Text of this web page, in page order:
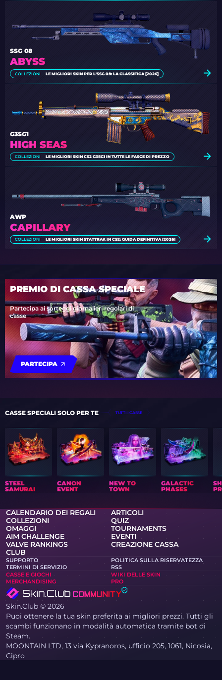
ABYSS
SSG 08
COLLEZIONI LE MIGLIORI SKIN PER L'SSG 08: LA CLASSIFICA [2026]
HIGH SEAS
G3SG1
COLLEZIONI LE MIGLIORI SKIN CS2 G3SG1 IN TUTTE LE FASCE DI PREZZO
CAPILLARY
AWP
COLLEZIONI LE MIGLIORI SKIN STATTRAK IN CS2: GUIDA DEFINITIVA [2026]
PREMIO DI CASSA SPECIALE
Partecipa ai sorteggi giornalieri regolari di
casse
PARTECIPA
CASSE SPECIALI SOLO PER TE TUTTI I CASSE
STEEL
SAMURAI
CANON
EVENT
NEW TO
TOWN
GALACTIC
PHASES
CALENDARIO DEI REGALI
ARTICOLI
COLLEZIONI
QUIZ
OMAGGI
TOURNAMENTS
AIM CHALLENGE
EVENTI
VALVE RANKINGS
CREAZIONE CASSA
CLUB
SUPPORTO
POLITICA SULLA RISERVATEZZA
TERMINI DI SERVIZIO
RSS
CASSE E GIOCHI
WIKI DELLE SKIN
MERCHANDISING
PRO
Skin.Club © 2026
Puoi ottenere la tua skin preferita ai migliori prezzi. Tutti gli
scambi funzionano in modalità automatica tramite bot di
Steam.
MOONTAIN LTD, 13 via Kypranoros, ufficio 205, 1061, Nicosia,
Cipro